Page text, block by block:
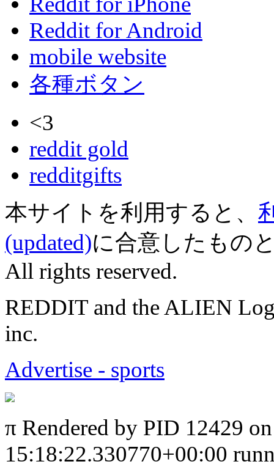
Reddit for Android
mobile website
各種ボタン
<3
reddit gold
redditgifts
本サイトを利用すると、
(updated)に合意したもの
All rights reserved.
REDDIT and the ALIEN
inc.
Advertise - sports
π Rendered by PID 12429
15:18:22.330770+00:00